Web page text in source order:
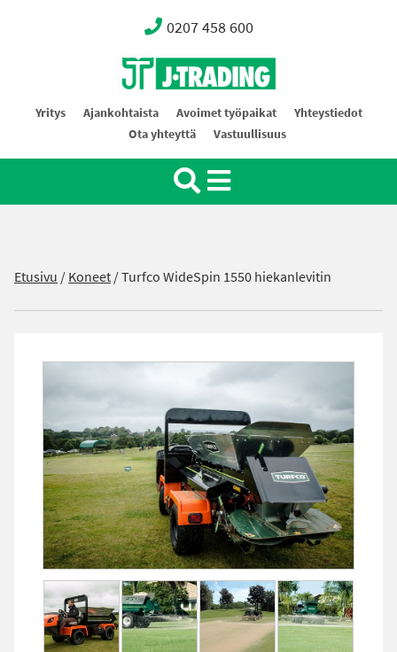
0207 458 600
Oy J-Trading Ab
Yritys Ajankohtaista Avoimet työpaikat
Yhteystiedot
Ota yhteyttä
Vastuullisuus
Etusivu /Koneet/Turfco WideSpin 1550 hiekanlevitin